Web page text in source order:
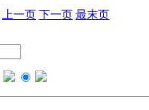
上一页 下一页 最末页